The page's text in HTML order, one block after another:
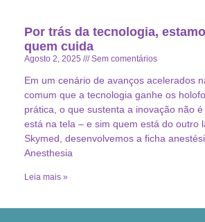
Por trás da tecnologia,
quem cuida
Agosto 2, 2025 Sem comentários
Em um cenário de avanços acelerados
comum que a tecnologia ganhe os
prática, o que sustenta a inovação não
está na tela – e sim quem está do outro
Skymed, desenvolvemos a ficha
Anesthesia
Leia mais »